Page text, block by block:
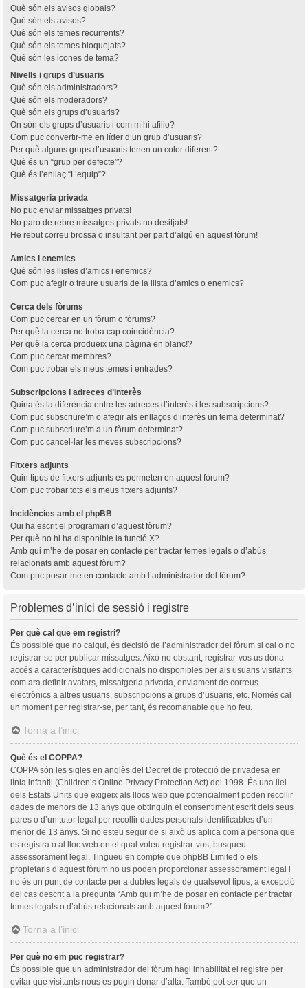
Què són els avisos globals?
Què són els avisos?
Què són els temes recurrents?
Què són els temes bloquejats?
Què són les icones de tema?
Nivells i grups d’usuaris
Què són els administradors?
Què són els moderadors?
Què són els grups d’usuaris?
On són els grups d’usuaris i com m’hi afilio?
Com puc convertir-me en líder d’un grup d’usuaris?
Per què alguns grups d’usuaris tenen un color diferent?
Què és un “grup per defecte”?
Què és l’enllaç “L’equip”?
Missatgeria privada
No puc enviar missatges privats!
No paro de rebre missatges privats no desitjats!
He rebut correu brossa o insultant per part d’algú en aquest fòrum!
Amics i enemics
Què són les llistes d’amics i enemics?
Com puc afegir o treure usuaris de la llista d’amics o enemics?
Cerca dels fòrums
Com puc cercar en un fòrum o fòrums?
Per què la cerca no troba cap coincidència?
Per què la cerca produeix una pàgina en blanc!?
Com puc cercar membres?
Com puc trobar els meus temes i entrades?
Subscripcions i adreces d’interès
Quina és la diferència entre les adreces d’interès i les subscripcions?
Com puc subscriure’m o afegir als enllaços d’interès un tema determinat?
Com puc subscriure’m a un fòrum determinat?
Com puc cancel·lar les meves subscripcions?
Fitxers adjunts
Quin tipus de fitxers adjunts es permeten en aquest fòrum?
Com puc trobar tots els meus fitxers adjunts?
Incidències amb el phpBB
Qui ha escrit el programari d’aquest fòrum?
Per què no hi ha disponible la funció X?
Amb qui m’he de posar en contacte per tractar temes legals o d’abús
relacionats amb aquest fòrum?
Com puc posar-me en contacte amb l’administrador del fòrum?
Problemes d’inici de sessió i registre
Per què cal que em registri?
És possible que no calgui, és decisió de l’administrador del fòrum si cal o no
registrar-se per publicar missatges. Això no obstant, registrar-vos us dóna
accés a característiques addicionals no disponibles per als usuaris visitants
com ara definir avatars, missatgeria privada, enviament de correus
electrònics a altres usuaris, subscripcions a grups d’usuaris, etc. Només cal
un moment per registrar-se, per tant, és recomanable que ho feu.
Torna a l’inici
Què és el COPPA?
COPPA són les sigles en anglès del Decret de protecció de privadesa en
línia infantil (Children’s Online Privacy Protection Act) del 1998. És una llei
dels Estats Units que exigeix als llocs web que potencialment poden recollir
dades de menors de 13 anys que obtinguin el consentiment escrit dels seus
pares o d’un tutor legal per recollir dades personals identificables d’un
menor de 13 anys. Si no esteu segur de si això us aplica com a persona que
es registra o al lloc web en el qual voleu registrar-vos, busqueu
assessorament legal. Tingueu en compte que phpBB Limited o els
propietaris d’aquest fòrum no us poden proporcionar assessorament legal i
no és un punt de contacte per a dubtes legals de qualsevol tipus, a excepció
del cas descrit a la pregunta “Amb qui m’he de posar en contacte per tractar
temes legals o d’abús relacionats amb aquest fòrum?”.
Torna a l’inici
Per què no em puc registrar?
És possible que un administrador del fòrum hagi inhabilitat el registre per
evitar que visitants nous es pugin donar d’alta. També pot ser que un